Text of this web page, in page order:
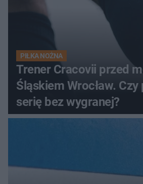
PIŁKA NOŻNA
Trener Cracovii przed
Śląskiem Wrocław. Czy
serię bez wygranej?